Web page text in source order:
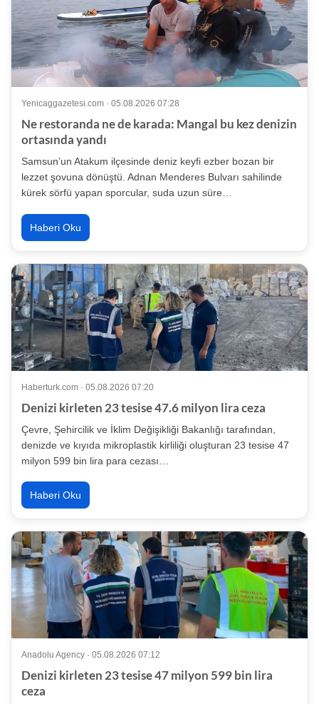
Yenicaggazetesi.com · 05.08.2026 07:28
Ne restoranda ne de karada: Mangal bu kez denizin
ortasında yandı
Samsun’un Atakum ilçesinde deniz keyfi ezber bozan bir
lezzet şovuna dönüştü. Adnan Menderes Bulvarı sahilinde
kürek sörfü yapan sporcular, suda uzun süre…
Haberi Oku
Haberturk.com · 05.08.2026 07:20
Denizi kirleten 23 tesise 47.6 milyon lira ceza
Çevre, Şehircilik ve İklim Değişikliği Bakanlığı tarafından,
denizde ve kıyıda mikroplastik kirliliği oluşturan 23 tesise 47
milyon 599 bin lira para cezası…
Haberi Oku
Anadolu Agency · 05.08.2026 07:12
Denizi kirleten 23 tesise 47 milyon 599 bin lira
ceza